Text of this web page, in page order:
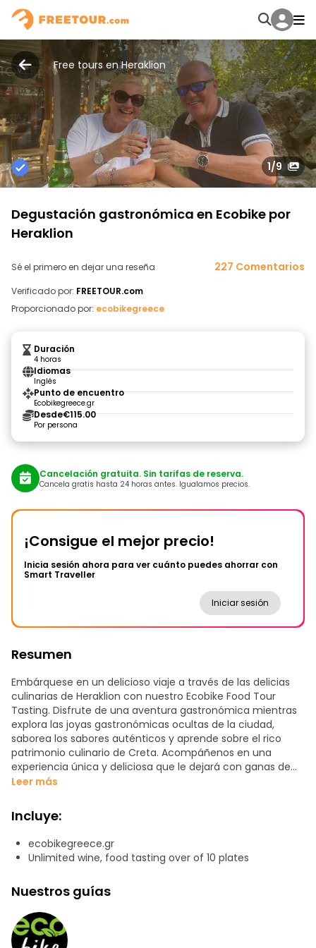
Free tours en Heraklion
1/9
Degustación gastronómica en Ecobike por
Heraklion
Sé el primero en dejar una reseña 227 Comentarios
Verificado por: FREETOUR.com
Proporcionado por: ecobikegreece
Duración
4 horas
Idiomas
Inglés
Punto de encuentro
Ecobikegreece.gr
Desde€115.00
Por persona
Cancelación gratuita. Sin tarifas de reserva.
Cancela gratis hasta 24 horas antes. Igualamos precios.
¡Consigue el mejor precio!
Inicia sesión ahora para ver cuánto puedes ahorrar con
Smart Traveller
Iniciar sesión
Resumen
Embárquese en un delicioso viaje a través de las delicias
culinarias de Heraklion con nuestro Ecobike Food Tour
Tasting. Disfrute de una aventura gastronómica mientras
explora las joyas gastronómicas ocultas de la ciudad,
saborea los sabores auténticos y aprende sobre el rico
patrimonio culinario de Creta. Acompáñenos en una
experiencia única y deliciosa que le dejará con ganas de
más.
Durante este recorrido gastronómico, se subirá a nuestra
cómoda y ecológica bicicleta ecológica, que le permitirá
recorrer las calles de Heraklion sin esfuerzo. Acompañado
por un guía local experto, se aventurará fuera de los
caminos trillados para descubrir los secretos culinarios
mercados locales hasta tabernas escondidas, degustará
cuidadosamente seleccionadas para mostrar los vibrantes
sabores de Creta.
Leer más
Incluye:
ecobikegreece.gr
Unlimited wine, food tasting over of 10 plates
Nuestros guías